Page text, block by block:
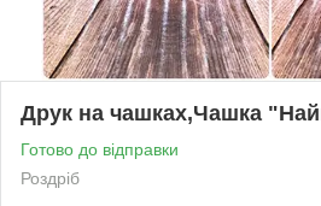
Друк на чашках,Чашка
Готово до відправки
Роздріб